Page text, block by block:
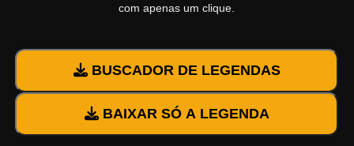
com apenas um clique.
BUSCADOR DE LEGENDAS
BAIXAR SÓ A LEGENDA